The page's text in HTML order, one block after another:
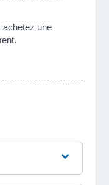
achetez une